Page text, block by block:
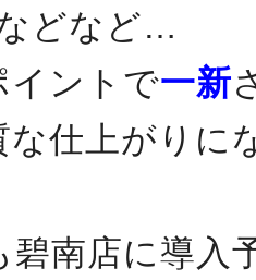
どなど…
イントで一新
仕上がりに
碧南店に導入